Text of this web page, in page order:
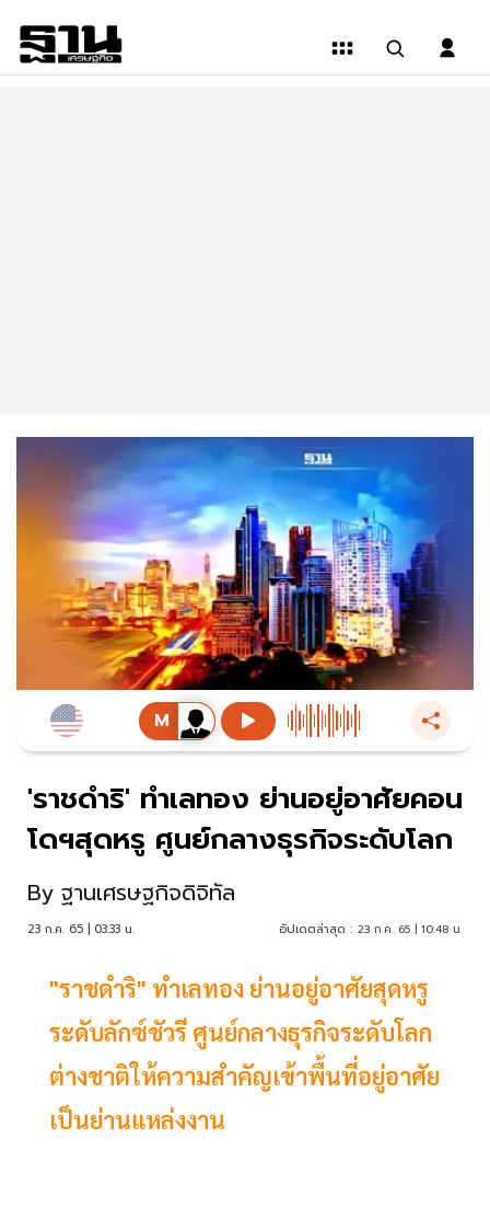
'ราชดำริ' ทำเลทอง ย่านอยู่อาศัยคอน
โดฯสุดหรู ศูนย์กลางธุรกิจระดับโลก
By ฐานเศรษฐกิจดิจิทัล
23 ก.ค. 65 | 03:33 น. อัปเดตล่าสุด : 23 ก.ค. 65 | 10:48 น.
"ราชดำริ" ทำเลทอง ย่านอยู่อาศัยสุดหรู
ระดับลักซ์ชัวรี ศูนย์กลางธุรกิจระดับโลก
ต่างชาติให้ความสำคัญเข้าพื้นที่อยู่อาศัย
เป็นย่านแหล่งงาน